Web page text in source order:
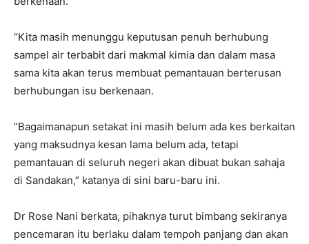
“Kita masih menunggu keputusan penuh berhubung
sampel air terbabit dari makmal kimia dan dalam masa
sama kita akan terus membuat pemantauan berterusan
berhubungan isu berkenaan.
“Bagaimanapun setakat ini masih belum ada kes berkaitan
yang maksudnya kesan lama belum ada, tetapi
pemantauan di seluruh negeri akan dibuat bukan sahaja
di Sandakan,” katanya di sini baru-baru ini.
Dr Rose Nani berkata, pihaknya turut bimbang sekiranya
pencemaran itu berlaku dalam tempoh panjang dan akan